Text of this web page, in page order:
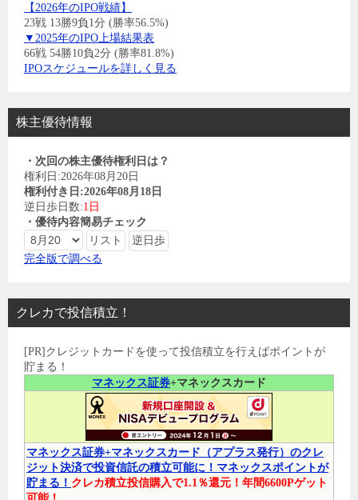
【2026年のIPO戦績】
23戦 13勝9負1分 (勝率56.5%)
▼2025年のIPO上場結果表
66戦 54勝10負2分 (勝率81.8%)
IPOスケジュールを詳しく見る
株主優待情報
・次回の株主優待権利日は？
権利日:2026年08月20日
権利付き日:2026年08月18日
逆日歩日数:1日
・優待内容簡易チェック
完全版で調べる
クレカで投信積立！
[PR]クレジットカードを使って投信積立を行えばポイントが
貯まる！
マネックス証券+マネックスカード
マネックス証券+マネックスカード（アプラス発行）のクレ
ジット決済で投資信託の積立可能に！マネックスポイントが
貯まる！ クレカ積立投信購入で1.1％還元！年間6600Pゲット